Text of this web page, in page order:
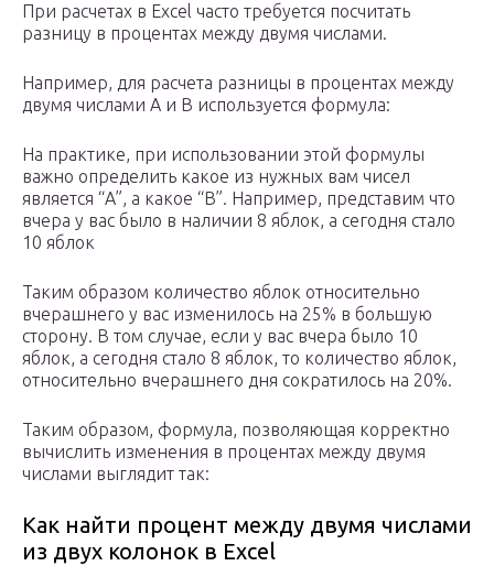
При расчетах в Excel часто требуется посчитать
разницу в процентах между двумя числами.
Например, для расчета разницы в процентах между
двумя числами А и В используется формула:
На практике, при использовании этой формулы
важно определить какое из нужных вам чисел
является “А”, а какое “В”. Например, представим что
вчера у вас было в наличии 8 яблок, а сегодня стало
10 яблок
Таким образом количество яблок относительно
вчерашнего у вас изменилось на 25% в большую
сторону. В том случае, если у вас вчера было 10
яблок, а сегодня стало 8 яблок, то количество яблок,
относительно вчерашнего дня сократилось на 20%.
Таким образом, формула, позволяющая корректно
вычислить изменения в процентах между двумя
числами выглядит так:
Как найти процент между двумя числами
из двух колонок в Excel